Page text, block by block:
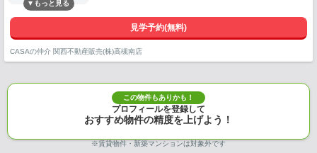
見学予約(無料)
CASAの仲介 関西不動産販売(株)高槻南店
この物件もありかも！
プロフィールを登録して
おすすめ物件の精度を上げよう！
※賃貸物件・新築マンションは対象外です